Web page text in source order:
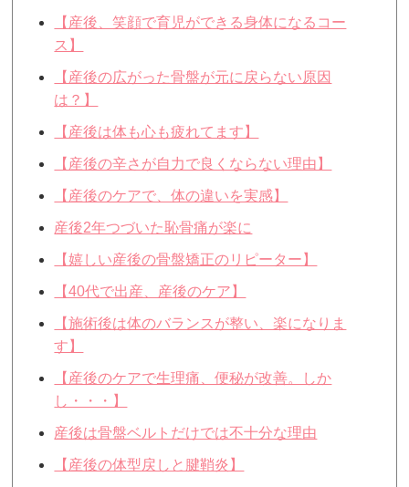
【産後、笑顔で育児ができる身体になるコー
ス】
【産後の広がった骨盤が元に戻らない原因
は？】
【産後は体も心も疲れてます】
【産後の辛さが自力で良くならない理由】
【産後のケアで、体の違いを実感】
産後2年つづいた恥骨痛が楽に
【嬉しい産後の骨盤矯正のリピーター】
【40代で出産、産後のケア】
【施術後は体のバランスが整い、楽になりま
す】
【産後のケアで生理痛、便秘が改善。しか
し・・・】
産後は骨盤ベルトだけでは不十分な理由
【産後の体型戻しと腱鞘炎】